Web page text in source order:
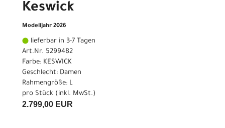
Keswick
Modelljahr 2026
lieferbar in 3-7 Tagen
Art.Nr. 5299482
Farbe: KESWICK
Geschlecht: Damen
Rahmengröße: L
pro Stück (inkl. MwSt.)
2.799,00 EUR